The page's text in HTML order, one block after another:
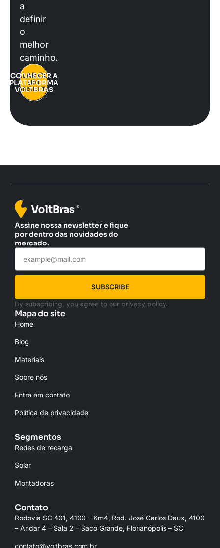
a
definir
o
melhor
caminho.
FALAR COM
UM
CONSULTOR
CONHECER A
PLATAFORMA
VOLTBRAS
Assine nossa newsletter e fique
por dentro das novidades do
mercado.
SUBSCRIBE
By subscribing, you agree to our privacy policy.
Mapa do site
Home
Blog
Materiais
Sobre nós
Entre em contato
Política de privacidade
Segmentos
Redes de recarga
Solar
Montadoras
Contato
Rodovia SC 401, 4100 – Km4, Rod. José Carlos Daux, 4100
– Andar 4 – Sala 2 – Saco Grande, Florianópolis – SC
contato@voltbras.com.br